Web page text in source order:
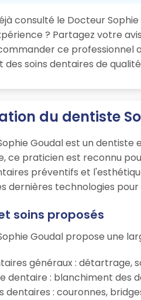
consulté le Docteur
? Partagez votre
ce professionnel
soins dentaires de
du dentiste
Goudal est un
ce praticien est reconnu
préventifs et
dernières technologies
soins proposés
Goudal propose une
généraux : détartrage,
dentaire : blanchiment des
dentaires : couronnes,